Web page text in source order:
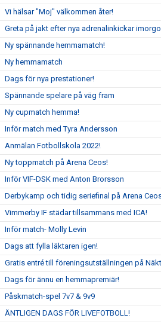
Vi hälsar "Moj" välkommen åter!
Greta på jakt efter nya adrenalinkickar
Ny spännande hemmamatch!
Ny hemmamatch
Dags för nya prestationer!
Spännande spelare på väg fram
Ny cupmatch hemma!
Inför match med Tyra Andersson
Anmälan Fotbollskola 2022!
Ny toppmatch på Arena Ceos!
Inför VIF-DSK med Anton Brorsson
Derbykamp och tidig seriefinal på Arena
Vimmerby IF städar tillsammans med ICA!
Inför match- Molly Levin
Dags att fylla läktaren igen!
Gratis entré till föreningsutställningen på
Dags för ännu en hemmapremiär!
Påskmatch-spel 7v7 & 9v9
ÄNTLIGEN DAGS FÖR LIVEFOTBOLL!